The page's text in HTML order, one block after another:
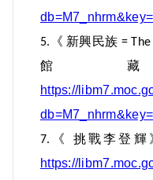
5. 《 新興民族 =
館
https://
7. 《
挑戰李登輝
https://